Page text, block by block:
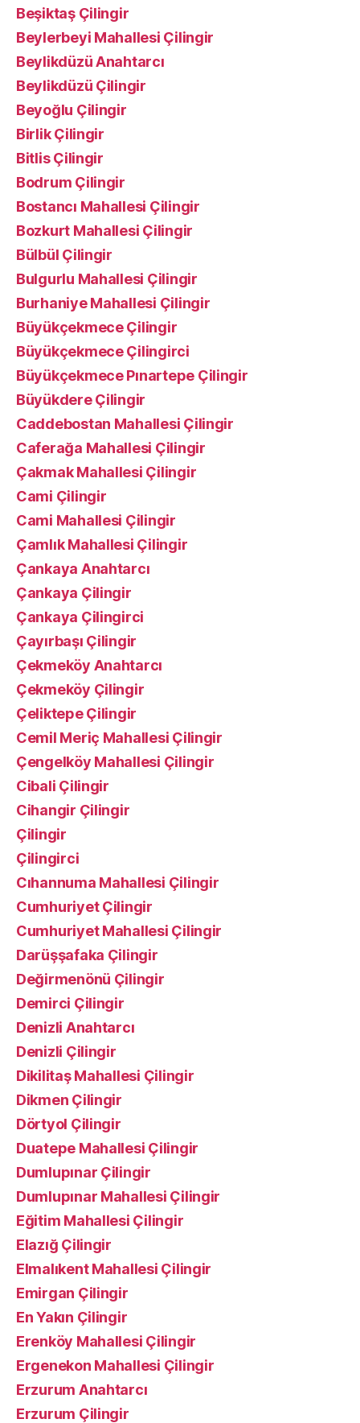
Beşiktaş Çilingir
Beylerbeyi Mahallesi Çilingir
Beylikdüzü Anahtarcı
Beylikdüzü Çilingir
Beyoğlu Çilingir
Birlik Çilingir
Bitlis Çilingir
Bodrum Çilingir
Bostancı Mahallesi Çilingir
Bozkurt Mahallesi Çilingir
Bülbül Çilingir
Bulgurlu Mahallesi Çilingir
Burhaniye Mahallesi Çilingir
Büyükçekmece Çilingir
Büyükçekmece Çilingirci
Büyükçekmece Pınartepe Çilingir
Büyükdere Çilingir
Caddebostan Mahallesi Çilingir
Caferağa Mahallesi Çilingir
Çakmak Mahallesi Çilingir
Cami Çilingir
Cami Mahallesi Çilingir
Çamlık Mahallesi Çilingir
Çankaya Anahtarcı
Çankaya Çilingir
Çankaya Çilingirci
Çayırbaşı Çilingir
Çekmeköy Anahtarcı
Çekmeköy Çilingir
Çeliktepe Çilingir
Cemil Meriç Mahallesi Çilingir
Çengelköy Mahallesi Çilingir
Cibali Çilingir
Cihangir Çilingir
Çilingir
Çilingirci
Cıhannuma Mahallesi Çilingir
Cumhuriyet Çilingir
Cumhuriyet Mahallesi Çilingir
Darüşşafaka Çilingir
Değirmenönü Çilingir
Demirci Çilingir
Denizli Anahtarcı
Denizli Çilingir
Dikilitaş Mahallesi Çilingir
Dikmen Çilingir
Dörtyol Çilingir
Duatepe Mahallesi Çilingir
Dumlupınar Çilingir
Dumlupınar Mahallesi Çilingir
Eğitim Mahallesi Çilingir
Elazığ Çilingir
Elmalıkent Mahallesi Çilingir
Emirgan Çilingir
En Yakın Çilingir
Erenköy Mahallesi Çilingir
Ergenekon Mahallesi Çilingir
Erzurum Anahtarcı
Erzurum Çilingir